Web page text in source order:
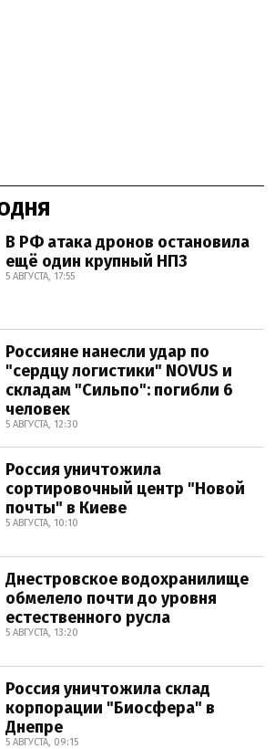
В РФ атака дронов остановила
ещё один крупный НПЗ
5 АВГУСТА, 17:55
Россияне нанесли удар по
"сердцу логистики" NOVUS и
складам "Сильпо": погибли 6
человек
5 АВГУСТА, 12:30
Россия уничтожила
сортировочный центр "Новой
почты" в Киеве
5 АВГУСТА, 10:10
Днестровское водохранилище
обмелело почти до уровня
естественного русла
5 АВГУСТА, 13:20
Россия уничтожила склад
корпорации "Биосфера" в
Днепре
5 АВГУСТА, 09:15